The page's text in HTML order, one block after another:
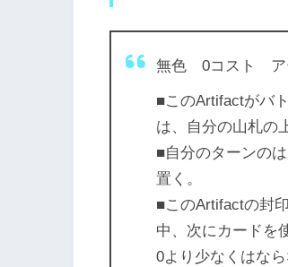
無色 0コスト ア
■このArtifactがバ
は、自分の山札の
■自分のターンの
置く。
■このArtifactの封
中、次にカードを
0より少なくはなら